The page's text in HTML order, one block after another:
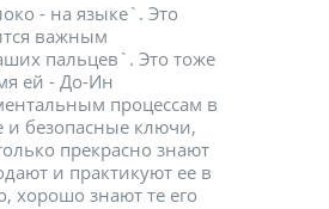
- на языке`. Это
важным
пальцев`. Это тоже
ей - До-Ин
процессам в
и безопасные ключи,
прекрасно знают
и практикуют ее в
знают те его